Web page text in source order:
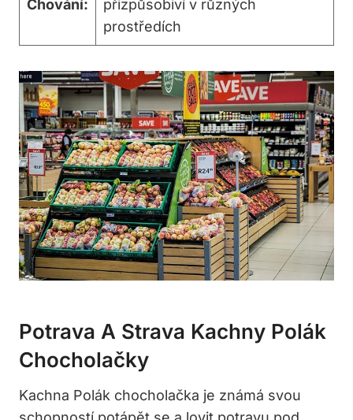
Chování:
přizpůsobiví v různých
prostředích
Potrava A Strava Kachny Polák
Chocholačky
Kachna Polák chocholačka je známá svou